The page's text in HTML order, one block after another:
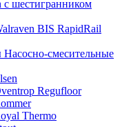
шестигранником
BIS RapidRail
Насосно-смесительные
Regufloor
Thermo